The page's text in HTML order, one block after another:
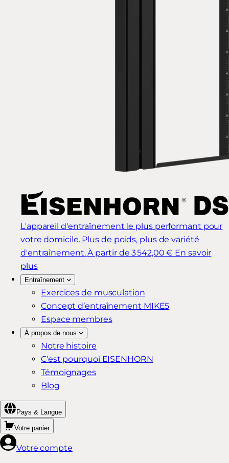
L'appareil d'entraînement le plus performant pour
votre domicile. Plus de poids, plus de variété
d'entraînement. À partir de 3 542,00 € En savoir
plus
Entraînement
Exercices de musculation
Concept d’entraînement MIKE5
Espace membres
À propos de nous
Notre histoire
C'est pourquoi EISENHORN
Témoignages
Blog
Pays & Langue
Votre panier
Votre compte